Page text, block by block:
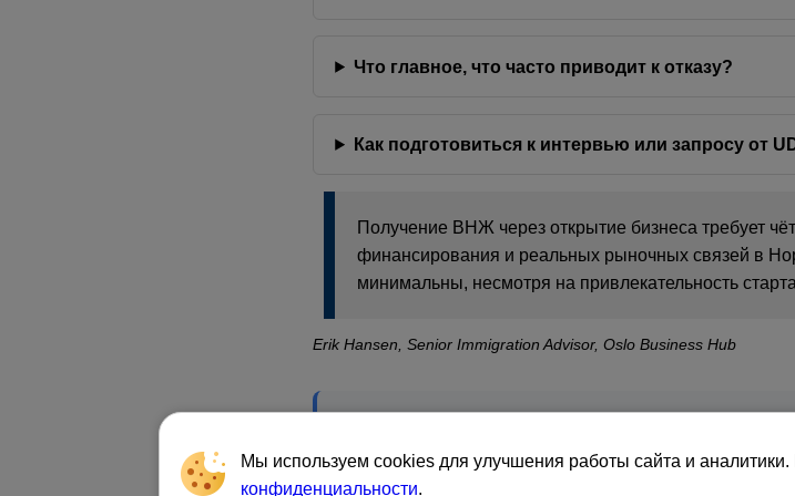
Что главное, что часто приводит к отказу?
Как подготовиться к интервью или запросу от
Получение ВНЖ через открытие бизнеса требует
финансирования и реальных рыночных связей в
минимальны, несмотря на привлекательность
Erik Hansen, Senior Immigration Advisor, Oslo Business Hub
стартапов, финансовые пороги, статистика UDI и
Мы используем cookies для улучшения работы сайта и
конфиденциальности.